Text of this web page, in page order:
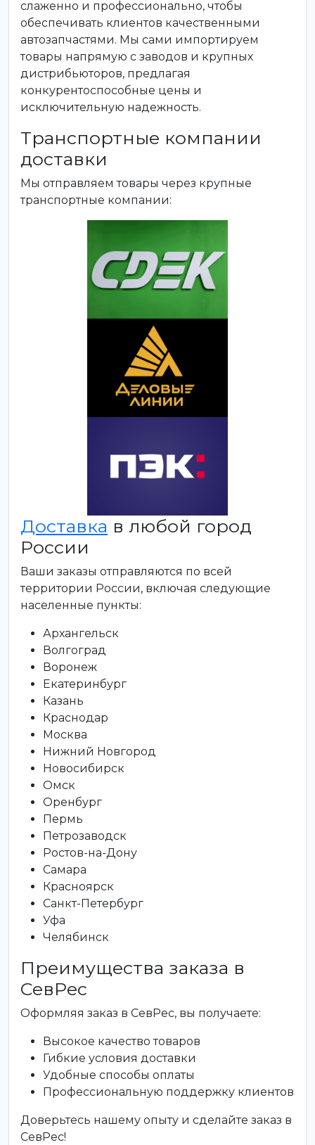
слаженно и профессионально, чтобы
обеспечивать клиентов качественными
автозапчастями. Мы сами импортируем
товары напрямую с заводов и крупных
дистрибьюторов, предлагая
конкурентоспособные цены и
исключительную надежность.
Транспортные компании
доставки
Мы отправляем товары через крупные
транспортные компании:
Доставка в любой город
России
Ваши заказы отправляются по всей
территории России, включая следующие
населенные пункты:
Архангельск
Волгоград
Воронеж
Екатеринбург
Казань
Краснодар
Москва
Нижний Новгород
Новосибирск
Омск
Оренбург
Пермь
Петрозаводск
Ростов-на-Дону
Самара
Красноярск
Санкт-Петербург
Уфа
Челябинск
Преимущества заказа в
СевРес
Оформляя заказ в СевРес, вы получаете:
Высокое качество товаров
Гибкие условия доставки
Удобные способы оплаты
Профессиональную поддержку клиентов
Доверьтесь нашему опыту и сделайте заказ в
СевРес!